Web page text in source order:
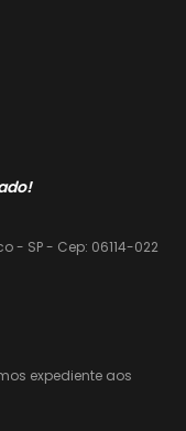
- SP - Cep: 06114-022
expediente aos